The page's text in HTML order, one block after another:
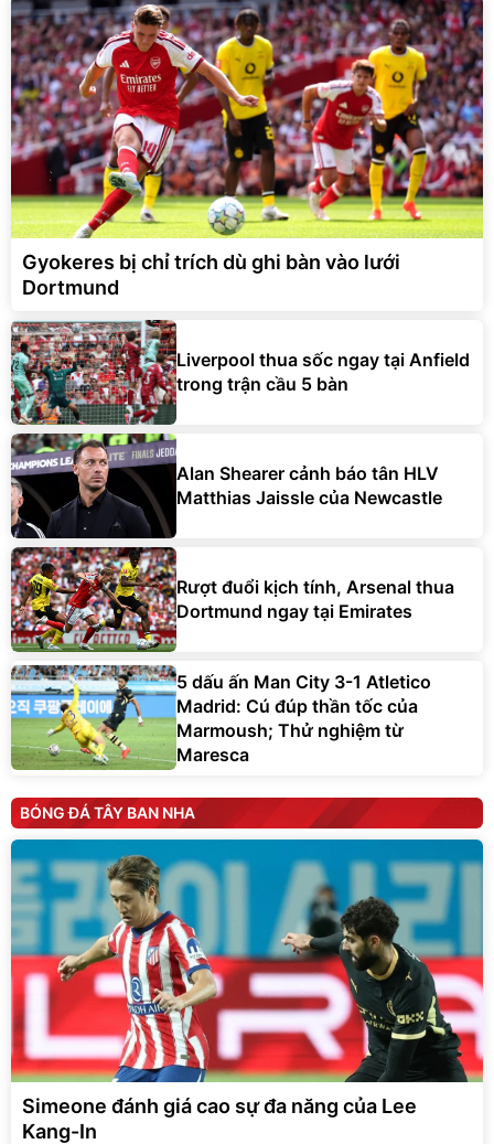
Gyokeres bị chỉ trích dù ghi bàn vào lưới
Dortmund
Liverpool thua sốc ngay tại Anfield
trong trận cầu 5 bàn
Alan Shearer cảnh báo tân HLV
Matthias Jaissle của Newcastle
Rượt đuổi kịch tính, Arsenal thua
Dortmund ngay tại Emirates
5 dấu ấn Man City 3-1 Atletico
Madrid: Cú đúp thần tốc của
Marmoush; Thử nghiệm từ
Maresca
BÓNG ĐÁ TÂY BAN NHA
Simeone đánh giá cao sự đa năng của Lee
Kang-In